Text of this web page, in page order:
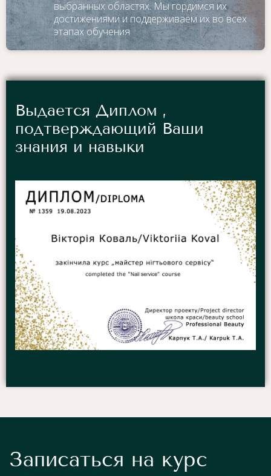
выбранных областях. Мы гордимся их
достижениями и поддерживаем их во всех
этапах обучения
Выдается Диплом ,
подтверждающий Ваши
знания и навыки
Записаться на курс